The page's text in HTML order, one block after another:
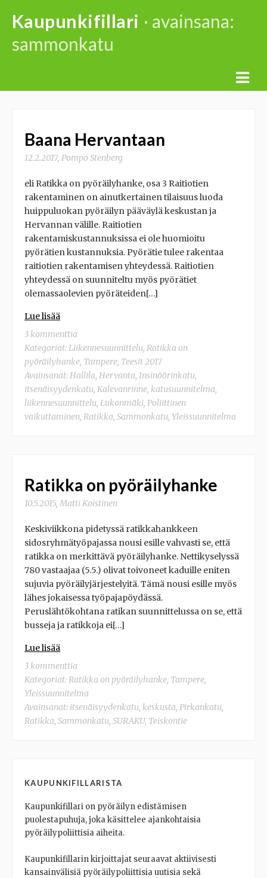
content
Kaupunkifillari · avainsana:
sammonkatu
Baana Hervantaan
12.2.2017, Pompo Stenberg
eli Ratikka on pyöräilyhanke, osa 3 Raitiotien
rakentaminen on ainutkertainen tilaisuus luoda
huippuluokan pyöräilyn pääväylä keskustan ja
Hervannan välille. Raitiotien
rakentamiskustannuksissa ei ole huomioitu
pyörätien kustannuksia. Pyörätie tulee rakentaa
raitiotien rakentamisen yhteydessä. Raitiotien
yhteydessä on suunniteltu myös pyörätiet
olemassaolevien pyöräteiden[…]
Lue lisää
3 kommenttia
Kategoriat:Liikennesuunnittelu, Ratikka on
pyöräilyhanke, Tampere, Teesit 2017
Avainsanat:Hallila, Hervanta, Insinöörinkatu,
itsenäisyydenkatu, Kalevanrinne, katusuunnitelma,
liikennesuunnittelu, Lukonmäki, Poliittinen
vaikuttaminen, Ratikka, Sammonkatu, Yleissuunnitelma
Ratikka on pyöräilyhanke
10.5.2015, Matti Koistinen
Keskiviikkona pidetyssä ratikkahankkeen
sidosryhmätyöpajassa nousi esille vahvasti se, että
ratikka on merkittävä pyöräilyhanke. Nettikyselyssä
780 vastaajaa (5.5.) olivat toivoneet kaduille eniten
sujuvia pyöräilyjärjestelyitä. Tämä nousi esille myös
lähes jokaisessa työpajapöydässä.
Peruslähtökohtana ratikan suunnittelussa on se, että
busseja ja ratikkoja ei[…]
Lue lisää
3 kommenttia
Kategoriat:Ratikka on pyöräilyhanke, Tampere,
Yleissuunnitelma
Avainsanat: itsenäisyydenkatu, keskusta, Pirkankatu,
Ratikka, Sammonkatu, SURAKU, Teiskontie
KAUPUNKIFILLARISTA
Kaupunkifillari on pyöräilyn edistämisen
puolestapuhuja, joka käsittelee ajankohtaisia
pyöräilypoliittisia aiheita.
Kaupunkifillarin kirjoittajat seuraavat aktiivisesti
kansainvälisiä pyöräilypoliittisia uutisia sekä